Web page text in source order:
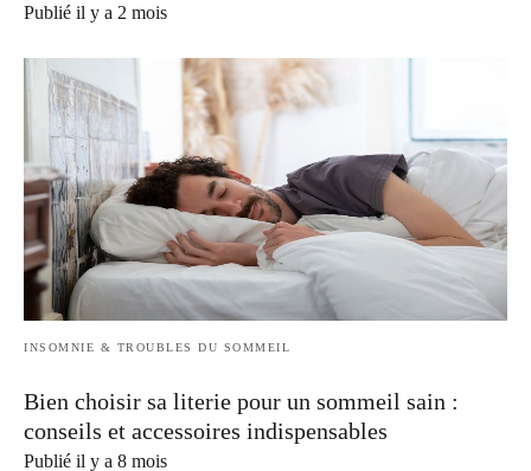
Publié il y a 2 mois
INSOMNIE & TROUBLES DU SOMMEIL
Bien choisir sa literie pour un sommeil sain :
conseils et accessoires indispensables
Publié il y a 8 mois